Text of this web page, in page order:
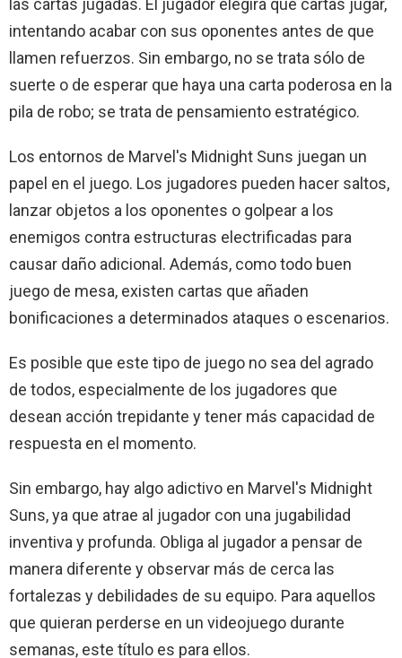
las cartas jugadas. El jugador elegirá qué cartas jugar,
intentando acabar con sus oponentes antes de que
llamen refuerzos. Sin embargo, no se trata sólo de
suerte o de esperar que haya una carta poderosa en la
pila de robo; se trata de pensamiento estratégico.
Los entornos de Marvel's Midnight Suns juegan un
papel en el juego. Los jugadores pueden hacer saltos,
lanzar objetos a los oponentes o golpear a los
enemigos contra estructuras electrificadas para
causar daño adicional. Además, como todo buen
juego de mesa, existen cartas que añaden
bonificaciones a determinados ataques o escenarios.
Es posible que este tipo de juego no sea del agrado
de todos, especialmente de los jugadores que
desean acción trepidante y tener más capacidad de
respuesta en el momento.
Sin embargo, hay algo adictivo en Marvel's Midnight
Suns, ya que atrae al jugador con una jugabilidad
inventiva y profunda. Obliga al jugador a pensar de
manera diferente y observar más de cerca las
fortalezas y debilidades de su equipo. Para aquellos
que quieran perderse en un videojuego durante
semanas, este título es para ellos.